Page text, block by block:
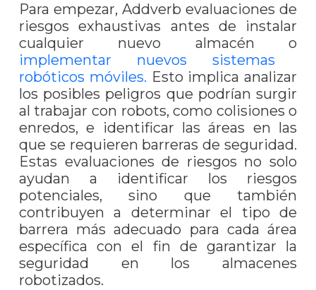
Para empezar, Addverb evaluaciones de
riesgos exhaustivas antes de instalar
cualquier nuevo almacén o
implementar nuevos sistemas
robóticos móviles. Esto implica analizar
los posibles peligros que podrían surgir
al trabajar con robots, como colisiones o
enredos, e identificar las áreas en las
que se requieren barreras de seguridad.
Estas evaluaciones de riesgos no solo
ayudan a identificar los riesgos
potenciales, sino que también
contribuyen a determinar el tipo de
barrera más adecuado para cada área
específica con el fin de garantizar la
seguridad en los almacenes
robotizados.